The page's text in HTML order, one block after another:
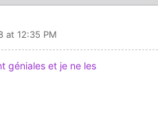
at 12:35 PM
géniales et je ne les